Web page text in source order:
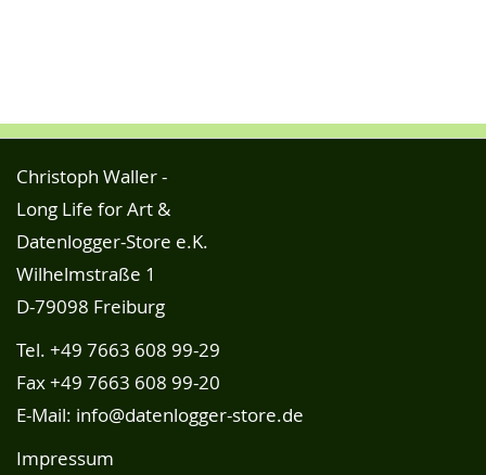
Christoph Waller -
Long Life for Art &
Datenlogger-Store e.K.
Wilhelmstraße 1
D-79098 Freiburg
Tel. +49 7663 608 99-29
Fax +49 7663 608 99-20
E-Mail: info@datenlogger-store.de
Impressum